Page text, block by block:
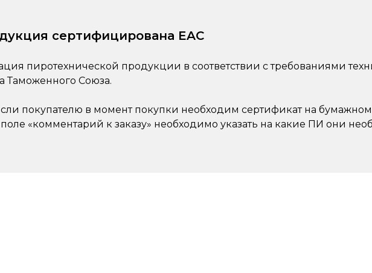
сертифицирована EAC
пиротехнической продукции в соответствии с требованиями
Таможенного Союза.
покупателю в момент покупки необходим сертификат на бумажном
поле «комментарий к заказу» необходимо указать на какие ПИ они